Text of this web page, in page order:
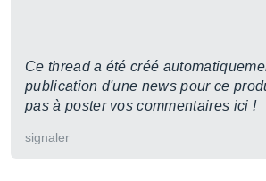
Ce thread a été créé
publication d'une news pour ce
pas à poster vos commentaires ici !
signaler